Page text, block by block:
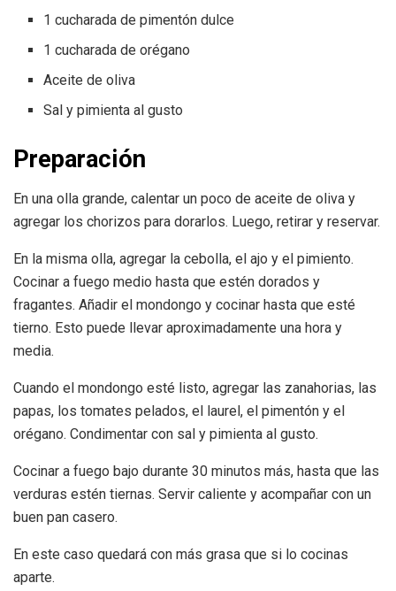
1 cucharada de pimentón dulce
1 cucharada de orégano
Aceite de oliva
Sal y pimienta al gusto
Preparación
En una olla grande, calentar un poco de aceite de oliva y
agregar los chorizos para dorarlos. Luego, retirar y reservar.
En la misma olla, agregar la cebolla, el ajo y el pimiento.
Cocinar a fuego medio hasta que estén dorados y
fragantes. Añadir el mondongo y cocinar hasta que esté
tierno. Esto puede llevar aproximadamente una hora y
media.
Cuando el mondongo esté listo, agregar las zanahorias, las
papas, los tomates pelados, el laurel, el pimentón y el
orégano. Condimentar con sal y pimienta al gusto.
Cocinar a fuego bajo durante 30 minutos más, hasta que las
verduras estén tiernas. Servir caliente y acompañar con un
buen pan casero.
En este caso quedará con más grasa que si lo cocinas
aparte.